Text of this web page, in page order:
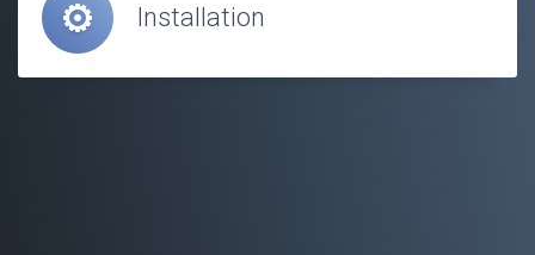
Installation